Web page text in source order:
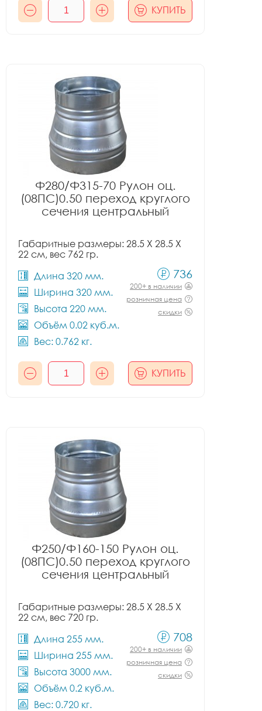
КУПИТЬ
Ф280/Ф315-70 Рулон оц.
(08ПС)0.50 переход круглого
сечения центральный
Габаритные размеры: 28.5 X 28.5 X
22 см, вес 762 гр.
Длина 320 мм.
Ширина 320 мм.
Высота 220 мм.
Объём 0.02 куб.м.
Вес: 0.762 кг.
736
200+ в наличии
розничная цена
скидки
КУПИТЬ
Ф250/Ф160-150 Рулон оц.
(08ПС)0.50 переход круглого
сечения центральный
Габаритные размеры: 28.5 X 28.5 X
22 см, вес 720 гр.
Длина 255 мм.
Ширина 255 мм.
Высота 3000 мм.
Объём 0.2 куб.м.
Вес: 0.720 кг.
708
200+ в наличии
розничная цена
скидки